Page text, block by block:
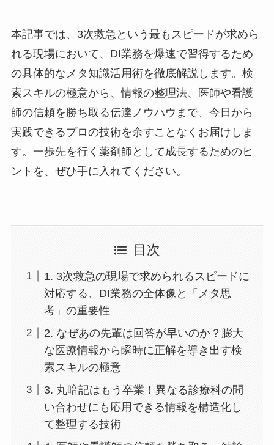
本記事では、3次救急という最もスピードが求めら
れる現場において、DI業務を爆速で習得するため
の具体的なメタ知識活用術を徹底解説します。検
索スキルの極意から、情報の整理法、医師や看護
師の信頼を勝ち取る伝達ノウハウまで、今日から
実践できるプロの技術を余すことなくお届けしま
す。一歩先を行く薬剤師として成長するためのヒ
ントを、ぜひ手に入れてください。
目次
1. 3次救急の現場で求められるスピードに
対応する、DI業務の全体像と「メタ思
考」の重要性
2. なぜあの先輩は回答が早いのか？膨大
な医療情報から瞬時に正解を導き出す検
索スキルの極意
3. 丸暗記はもう卒業！異なる診療科の問
い合わせにも応用できる情報を構造化し
て整理する技術